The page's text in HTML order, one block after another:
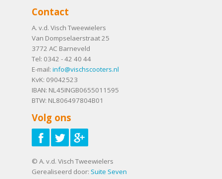
Contact
A. v.d. Visch Tweewielers
Van Dompselaerstraat 25
3772 AC Barneveld
Tel: 0342 - 42 40 44
E-mail: info@vischscooters.nl
KvK: 09042523
IBAN: NL45INGB0655011595
BTW: NL806497804B01
Volg ons
© A. v.d. Visch Tweewielers
Gerealiseerd door: Suite Seven